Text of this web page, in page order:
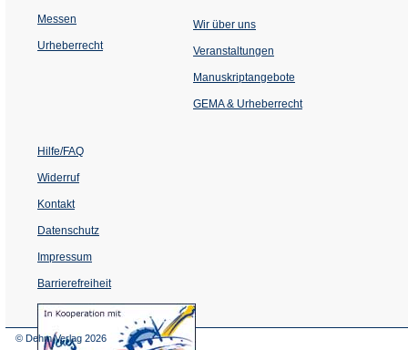
Messen
Urheberrecht
Wir über uns
Veranstaltungen
einem
Tab)
Manuskriptangebote
GEMA & Urheberrecht
Hilfe/FAQ
Widerruf
Kontakt
Datenschutz
Impressum
Barrierefreiheit
(Öffnet
in
© Dehm Verlag 2026